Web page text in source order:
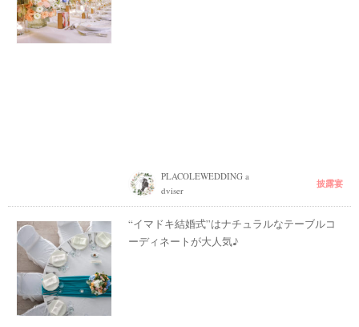
PLACOLEWEDDING a
dviser
披露宴
“イマドキ結婚式”はナチュラルなテーブルコ
ーディネートが大人気♪